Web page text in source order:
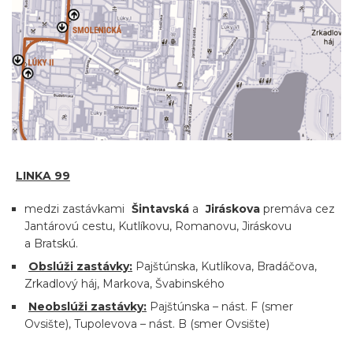
LINKA 99
medzi zastávkami Šintavská a Jiráskova premáva cez
Jantárovú cestu, Kutlíkovu, Romanovu, Jiráskovu
a Bratskú.
Obslúži zastávky: Pajštúnska, Kutlíkova, Bradáčova,
Zrkadlový háj, Markova, Švabinského
Neobslúži zastávky: Pajštúnska – nást. F (smer
Ovsište), Tupolevova – nást. B (smer Ovsište)